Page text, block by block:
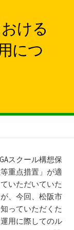
ける
につ
スクール構想保
重点措置」が適
いただいていた
、今回、松阪市
っていただくた
用に際してのル